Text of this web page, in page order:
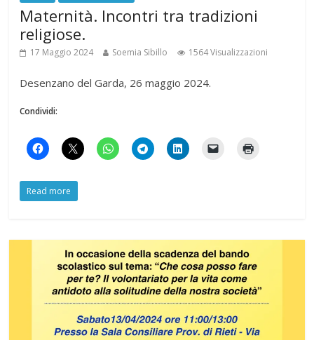
Maternità. Incontri tra tradizioni
religiose.
17 Maggio 2024 Soemia Sibillo 1564 Visualizzazioni
Desenzano del Garda, 26 maggio 2024.
Condividi:
Read more